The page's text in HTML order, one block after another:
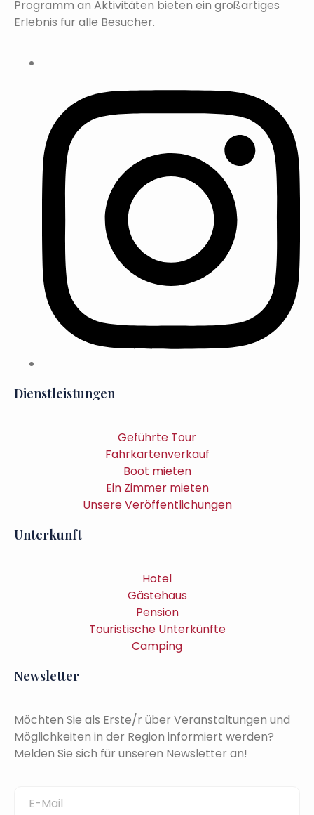
Programm an Aktivitäten bieten ein großartiges
Erlebnis für alle Besucher.
Dienstleistungen
Geführte Tour
Fahrkartenverkauf
Boot mieten
Ein Zimmer mieten
Unsere Veröffentlichungen
Unterkunft
Hotel
Gästehaus
Pension
Touristische Unterkünfte
Camping
Newsletter
Möchten Sie als Erste/r über Veranstaltungen und
Möglichkeiten in der Region informiert werden?
Melden Sie sich für unseren Newsletter an!